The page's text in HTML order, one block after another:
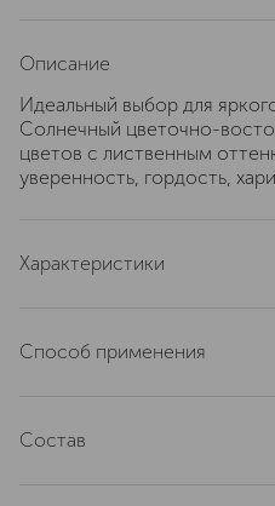
Описание
Идеальный выбор для
Солнечный цветочно-
цветов с лиственным
уверенность, гордость,
Характеристики
тип продукта
ноты сердца
Способ применения
Состав